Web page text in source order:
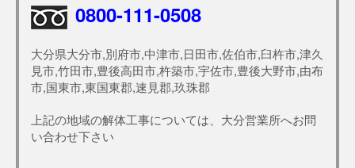
0800-111-0508
大分県大分市,別府市,中津市,日田市,佐伯市,臼杵市,津久
見市,竹田市,豊後高田市,杵築市,宇佐市,豊後大野市,由布
市,国東市,東国東郡,速見郡,玖珠郡
上記の地域の解体工事については、大分営業所へお問
い合わせ下さい